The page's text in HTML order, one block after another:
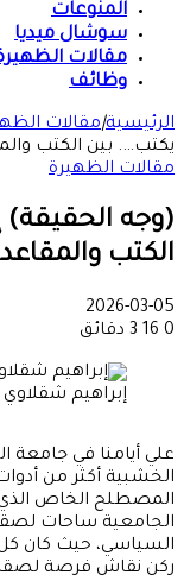
المنوعات
سوشال ميديا
مقالات
وظائف
الرئيسية|مقالات
يكتب…. بين الكتب
مقالات الظهيرة
(وجه الحقيقة)
الكتب
2026-03-05
0
3 دقائق
إبراهيم شقلاوي
علي أيامنا في جامعة
الخشبية أكثر من
المصطلح الخاص الذي
الجامعية ساحات
السياسي، حيث كان
ركن نقاش فرصة